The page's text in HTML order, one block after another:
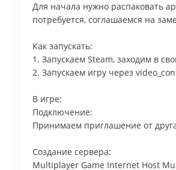
Для начала нужно распаковать
потребуется, соглашаемся на
Как запускать:
1. Запускаем Steam, заходим в
2. Запускаем игру через
В игре:
Подключение:
Принимаем приглашение от
Создание сервера:
Multiplayer Game Internet Host